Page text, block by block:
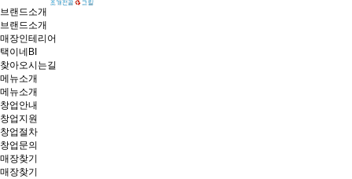
브랜드소개
브랜드소개
매장인테리어
택이네BI
찾아오시는길
메뉴소개
메뉴소개
창업안내
창업지원
창업절차
창업문의
매장찾기
매장찾기